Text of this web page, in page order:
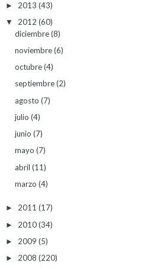
► 2013 (43)
▼ 2012 (60)
diciembre(8)
noviembre(6)
octubre(4)
septiembre(2)
agosto (7)
julio (4)
junio (7)
mayo (7)
abril (11)
marzo (4)
► 2011 (17)
► 2010(34)
► 2009 (5)
► 2008 (220)